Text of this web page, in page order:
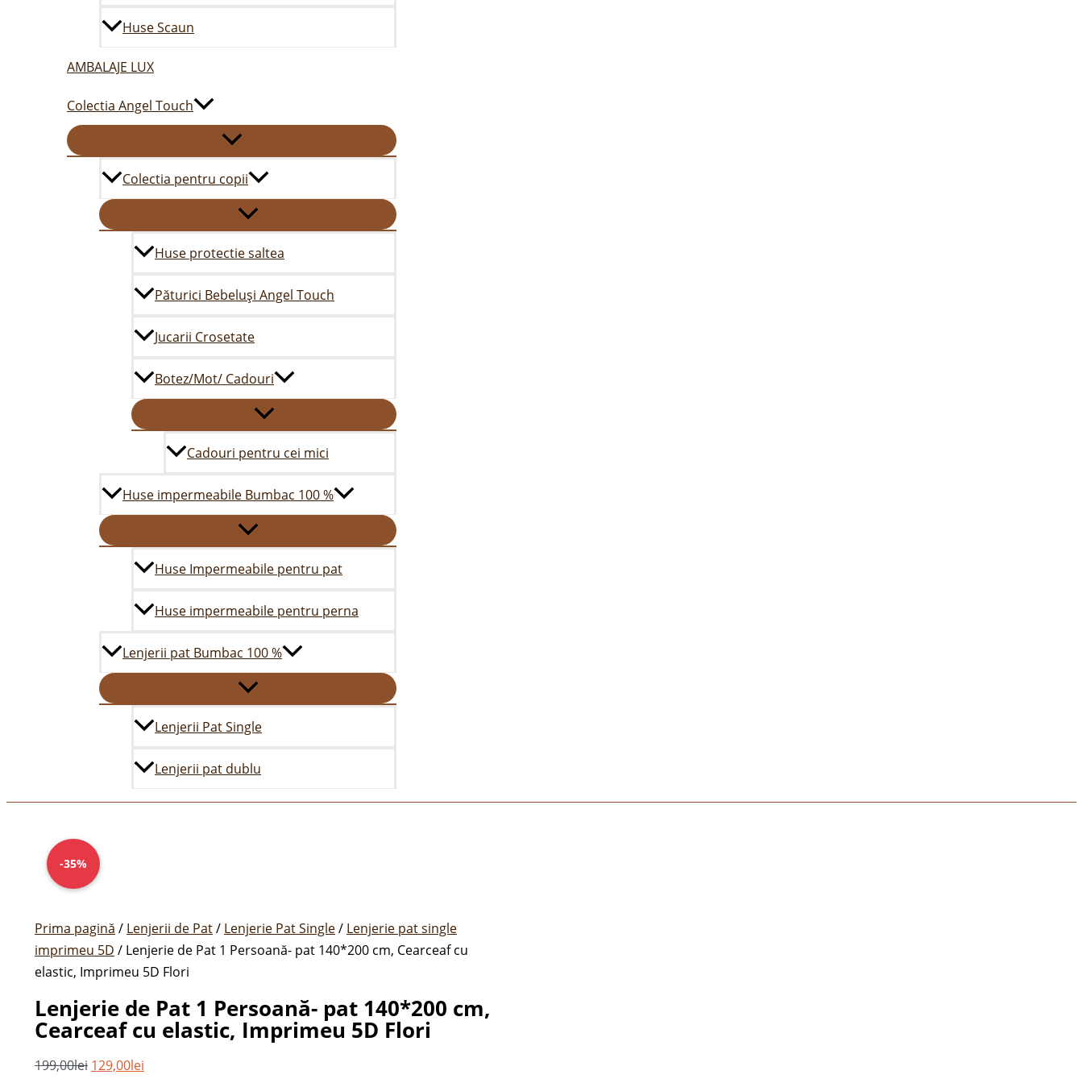
Huse Scaun
AMBALAJE LUX
Colectia Angel Touch
Colectia pentru copii
Huse protectie saltea
Păturici Bebeluși Angel Touch
Jucarii Crosetate
Botez/Mot/ Cadouri
Cadouri pentru cei mici
Huse impermeabile Bumbac 100 %
Huse Impermeabile pentru pat
Huse impermeabile pentru perna
Lenjerii pat Bumbac 100 %
Lenjerii Pat Single
Lenjerii pat dublu
-35%
Prima pagină / Lenjerii de Pat/ Lenjerie Pat Single/ Lenjerie pat single
imprimeu 5D / Lenjerie de Pat 1 Persoană- pat 140*200 cm, Cearceaf cu
elastic, Imprimeu 5D Flori
Lenjerie de Pat 1 Persoană- pat 140*200 cm,
Cearceaf cu elastic, Imprimeu 5D Flori
199,00lei
Prețul
inițial
a
199,00lei.
129,00lei
1
Persoană-
pat
cm,
Cearceaf
cu